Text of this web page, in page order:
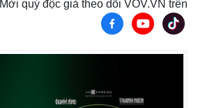
Infographic
Mời quý độc giả theo dõi VOV.VN trên